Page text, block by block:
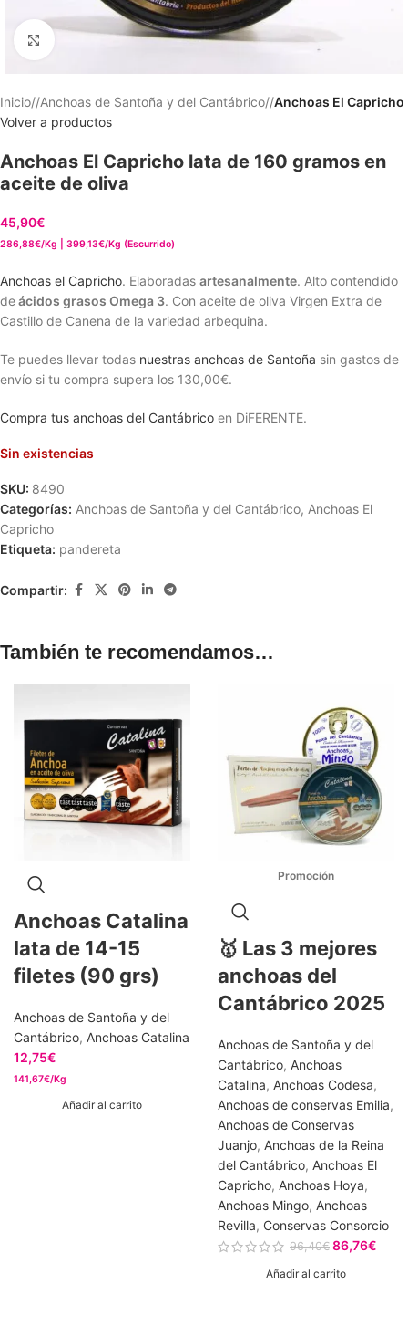
Clic para ampliar
Inicio/ Anchoas de Santoña y del Cantábrico/ Anchoas El Capricho
Volver a productos
Anchoas El Capricho lata de 160 gramos en
aceite de oliva
45,90€
286,88€/Kg | 399,13€/Kg (Escurrido)
Anchoas el Capricho. Elaboradas artesanalmente. Alto contendido
deácidos grasos Omega 3. Con aceite de oliva Virgen Extra de
Castillo de Canena de la variedad arbequina.
Te puedes llevar todas nuestras anchoas de Santoña sin gastos de
envío si tu compra supera los 130,00€.
Compra tus anchoas del Cantábrico en DiFERENTE.
Sin existencias
SKU: 8490
Categorías: Anchoas de Santoña y del Cantábrico, Anchoas El
Capricho
Etiqueta: pandereta
Compartir:
También te recomendamos…
Anchoas Catalina
lata de 14-15
filetes (90 grs)
Anchoas de Santoña y del
Cantábrico, Anchoas Catalina
12,75€
141,67€/Kg
Añadir al carrito
🥇 Las 3 mejores
anchoas del
Cantábrico 2025
Anchoas de Santoña y del
Cantábrico, Anchoas
Catalina, Anchoas Codesa,
Anchoas de conservas Emilia,
Anchoas de Conservas
Juanjo, Anchoas de la Reina
del Cantábrico, Anchoas El
Capricho, Anchoas Hoya,
Anchoas Mingo, Anchoas
Revilla, Conservas Consorcio
96,40€ 86,76€
Añadir al carrito